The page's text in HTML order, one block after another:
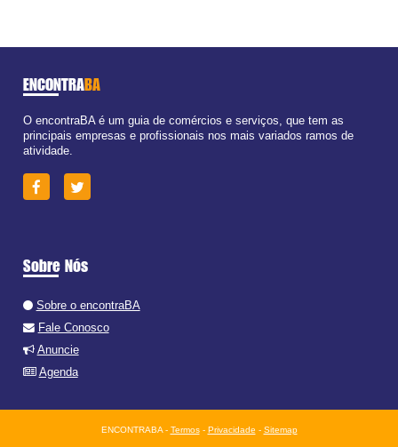
ENCONTRABA
O encontraBA é um guia de comércios e serviços, que tem as
principais empresas e profissionais nos mais variados ramos de
atividade.
Sobre Nós
Sobre o encontraBA
Fale Conosco
Anuncie
Agenda
ENCONTRABA - Termos- Privacidade - Sitemap